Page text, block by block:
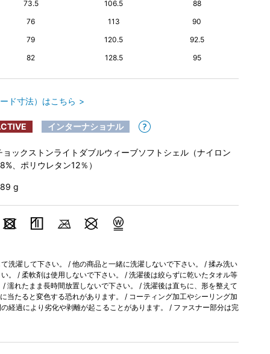
73.5
106.5
88
76
113
90
79
120.5
92.5
82
128.5 95
ド寸法）はこちら
インターナショナル
ョックストンライトダブルウィーブソフトシェル（ナイロン
、ポリウレタン12％）
g
洗濯して下さい。 / 他の商品と一緒に洗濯しないで下さい。 / 揉み洗い
。 / 柔軟剤は使用しないで下さい。 / 洗濯後は絞らずに乾いたタオル等
濡れたまま長時間放置しないで下さい。 / 洗濯後は直ちに、形を整えて
当たると変色する恐れがあります。 / コーティング加工やシーリング加
経過により劣化や剥離が起こることがあります。 / ファスナー部分は完